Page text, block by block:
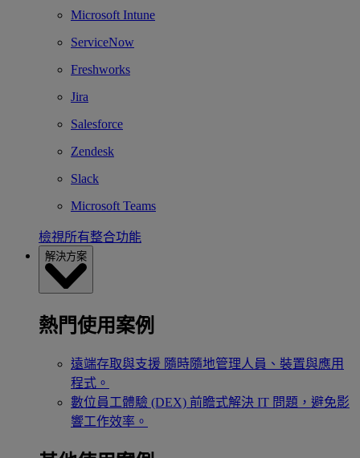
Microsoft Intune
ServiceNow
Freshworks
Jira
Salesforce
Zendesk
Slack
Microsoft Teams
檢視所有整合功能
解決方案
熱門使用案例
遠端存取與支援 隨時隨地管理人員、裝置與應用
程式。
數位員工體驗 (DEX) 前瞻式解決 IT 問題，避免影
響工作效率。